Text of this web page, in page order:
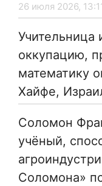
26 июля 2026,
Учительница
оккупацию,
математику
Хайфе,
Соломон
учёный,
Соломона»